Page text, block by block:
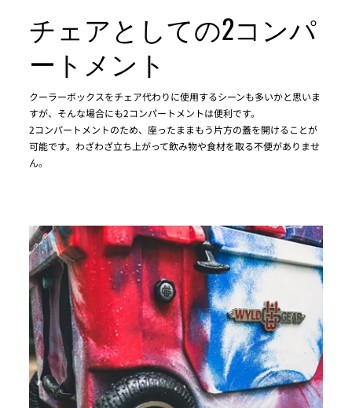
チェアとしての2コンパ
ートメント
クーラーボックスをチェア代わりに使用するシーンも多いかと思いま
すが、そんな場合にも2コンパートメントは便利です。
2コンパートメントのため、座ったままもう片方の蓋を開けることが
可能です。わざわざ立ち上がって飲み物や食材を取る不便がありませ
ん。